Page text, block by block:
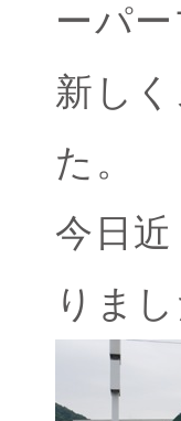
ーパ
新し
た。
今日
りまし